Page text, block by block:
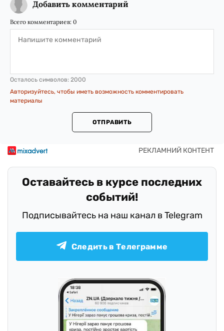
Добавить комментарий
Всего комментариев: 0
Осталось символов: 2000
Авторизуйтесь, чтобы иметь возможность комментировать
материалы
ОТПРАВИТЬ
Оставайтесь в курсе последних
событий!
Подписывайтесь на наш канал в Telegram
Следить в Телеграмме